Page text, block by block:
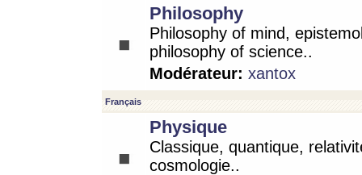
Philosophy
Philosophy of mind,
philosophy of science..
Modérateur: xantox
Français
Physique
Classique, quantique,
cosmologie..